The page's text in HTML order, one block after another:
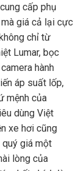
cấp phụ
giá cả lại cực
chỉ từ
Lumar, bọc
hành
áp suất lốp,
mệnh của
dùng Việt
xe hơi cũng
giá một
lòng của